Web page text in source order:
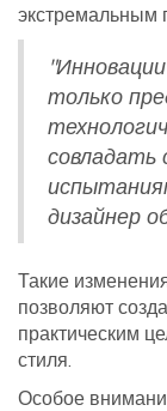
экстремальным
только
дизайнер
Такие
позволяют
практическим
стиля.
Особое